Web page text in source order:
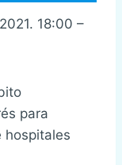
18:00 –
para
hospitales